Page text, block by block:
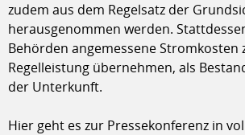
zudem aus dem Regelsatz der
herausgenommen werden.
Behörden angemessene Stromkosten
Regelleistung übernehmen, als
der Unterkunft.
Hier geht es zur Pressekonferenz in